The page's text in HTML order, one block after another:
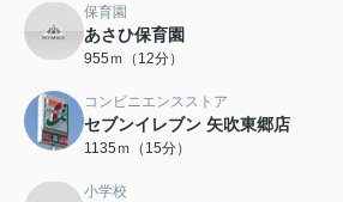
保育園
あさひ保育園
955ｍ（12分）
コンビニエンスストア
セブンイレブン 矢吹東郷店
1135ｍ（15分）
小学校